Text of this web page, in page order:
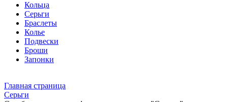
Кольца
Серьги
Браслеты
Колье
Подвески
Броши
Запонки
Главная страница
Серьги